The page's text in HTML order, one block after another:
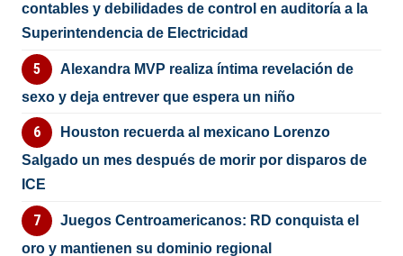
contables y debilidades de control en auditoría a la
Superintendencia de Electricidad
Alexandra MVP realiza íntima revelación de
sexo y deja entrever que espera un niño
Houston recuerda al mexicano Lorenzo
Salgado un mes después de morir por disparos de
ICE
Juegos Centroamericanos: RD conquista el
oro y mantienen su dominio regional